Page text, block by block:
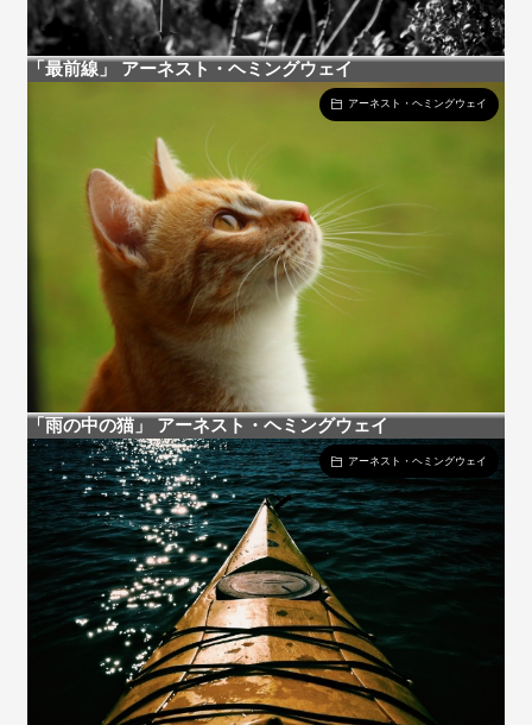
「最前線」 アーネスト・ヘミングウェイ
アーネスト・ヘミングウェイ
「雨の中の猫」 アーネスト・ヘミングウェイ
アーネスト・ヘミングウェイ